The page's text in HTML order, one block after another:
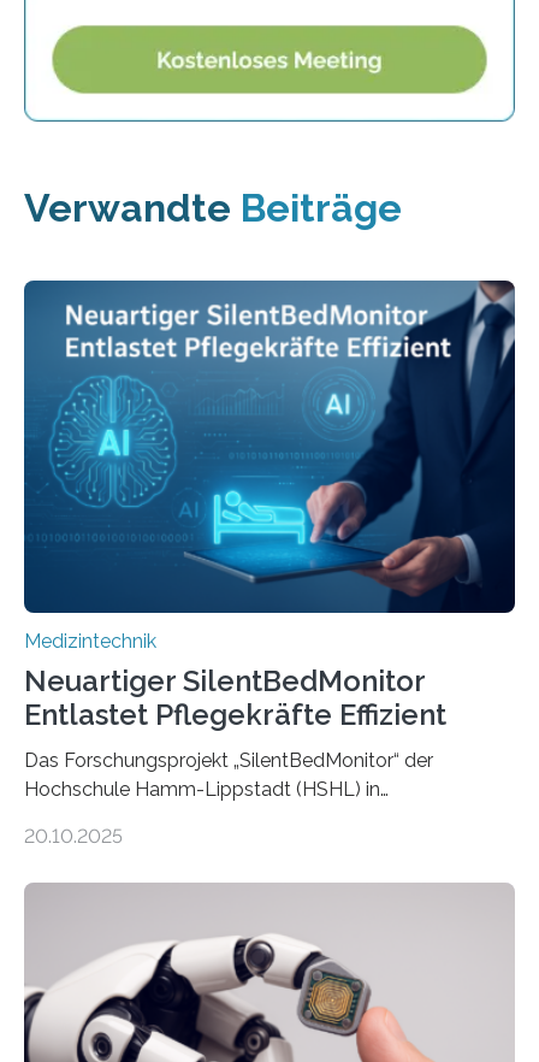
Verwandte Beiträge
Medizintechnik
Neuartiger SilentBedMonitor
Entlastet Pflegekräfte Effizient
Das Forschungsprojekt „SilentBedMonitor“ der
Hochschule Hamm-Lippstadt (HSHL) in
auf Personen ab, die bettlägerig sind oder in ihrer
Entwicklung der Sensorik und Datenübertragung. Die
HSHL verantwortet die wissenschaftliche Begleitung
sowie die KI-gestützte Datenauswertung. Das Ziel ist
die Entwicklung eines berührungslosen
Assistenzsystems, das den Zustand der Person
20.10.2025